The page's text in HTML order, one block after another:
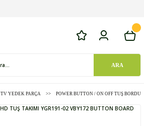
ARA
TV YEDEK PARÇA POWER BUTTON / ON OFF TUŞ BORDU